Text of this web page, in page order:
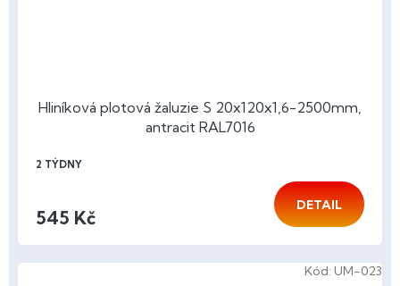
Hliníková plotová žaluzie S 20x120x1,6-2500mm,
antracit RAL7016
2 TÝDNY
545 Kč
DETAIL
Kód: UM-023